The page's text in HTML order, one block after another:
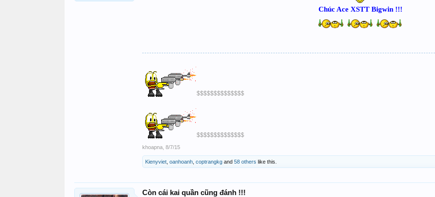
Chúc Ace XSTT Bigwin !!!
$$$$$$$$$$$$$$
$$$$$$$$$$$$$$
khoapna 8/7/15
Kienyviet oanhoanh coptrangkg and 58 others like this.
Còn cái kai quần cũng đánh !!!